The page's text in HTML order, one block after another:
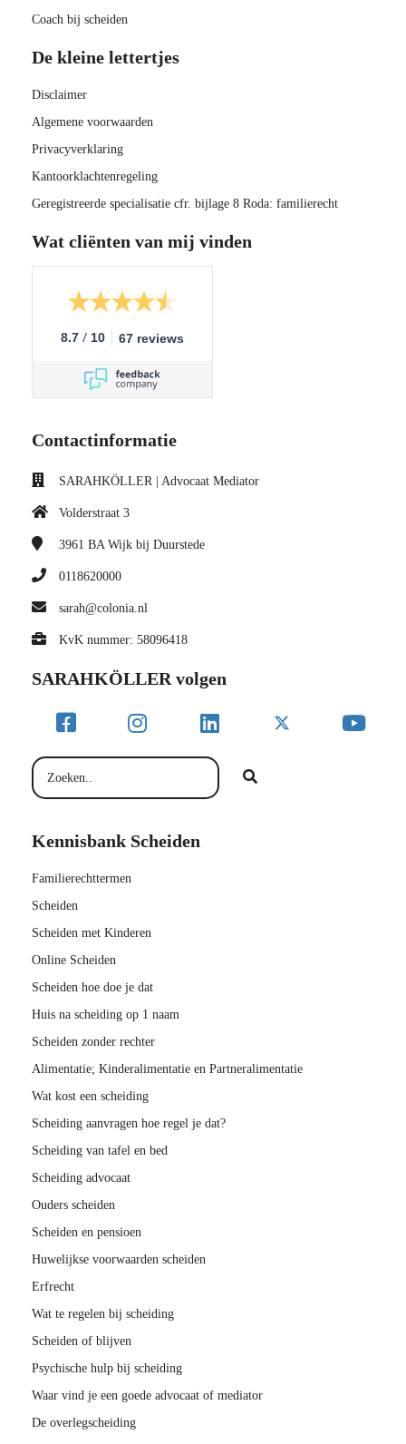
Coach bij scheiden
De kleine lettertjes
Disclaimer
Algemene voorwaarden
Privacyverklaring
Kantoorklachtenregeling
Geregistreerde specialisatie cfr. bijlage 8 Roda: familierecht
Wat cliënten van mij vinden
8.7 / 10 67 reviews
Contactinformatie
SARAHKÖLLER | Advocaat Mediator
Volderstraat 3
3961 BA Wijk bij Duurstede
0118620000
sarah@colonia.nl
KvK nummer: 58096418
SARAHKÖLLER volgen
Kennisbank Scheiden
Familierechttermen
Scheiden
Scheiden met Kinderen
Online Scheiden
Scheiden hoe doe je dat
Huis na scheiding op 1 naam
Scheiden zonder rechter
Alimentatie; Kinderalimentatie en Partneralimentatie
Wat kost een scheiding
Scheiding aanvragen hoe regel je dat?
Scheiding van tafel en bed
Scheiding advocaat
Ouders scheiden
Scheiden en pensioen
Huwelijkse voorwaarden scheiden
Erfrecht
Wat te regelen bij scheiding
Scheiden of blijven
Psychische hulp bij scheiding
Waar vind je een goede advocaat of mediator
De overlegscheiding